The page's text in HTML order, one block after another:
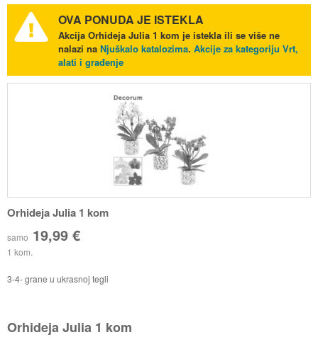
OVA PONUDA JE ISTEKLA
Akcija Orhideja Julia 1 kom je istekla ili se više ne
nalazi na Njuškalo katalozima. Akcije za kategoriju Vrt,
alati i građenje
Orhideja Julia 1 kom
samo 19,99 €
1 kom.
3-4- grane u ukrasnoj tegli
Orhideja Julia 1 kom